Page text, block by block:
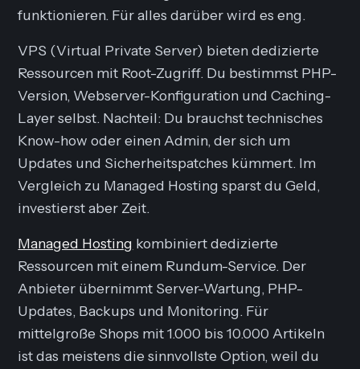
funktionieren. Für alles darüber wird es eng.
VPS (Virtual Private Server) bieten dedizierte
Ressourcen mit Root-Zugriff. Du bestimmst PHP-
Version, Webserver-Konfiguration und Caching-
Layer selbst. Nachteil: Du brauchst technisches
Know-how oder einen Admin, der sich um
Updates und Sicherheitspatches kümmert. Im
Vergleich zu Managed Hosting sparst du Geld,
investierst aber Zeit.
Managed Hosting kombiniert dedizierte
Ressourcen mit einem Rundum-Service. Der
Anbieter übernimmt Server-Wartung, PHP-
Updates, Backups und Monitoring. Für
mittelgroße Shops mit 1.000 bis 10.000 Artikeln
ist das meistens die sinnvollste Option, weil du